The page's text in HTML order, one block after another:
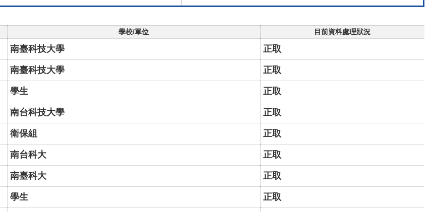
學校/單位 目前資料處理狀況
南臺科技大學 正取
南臺科技大學 正取
學生 正取
南台科技大學 正取
衛保組 正取
南台科大 正取
南臺科大 正取
學生 正取